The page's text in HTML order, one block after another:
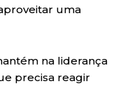
uma
na liderança
precisa reagir